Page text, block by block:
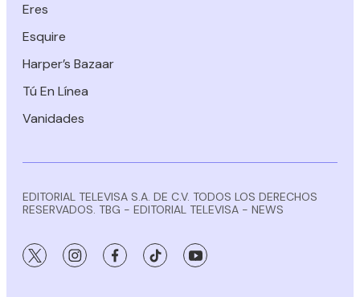
Eres
Esquire
Harper’s Bazaar
Tú En Línea
Vanidades
EDITORIAL TELEVISA S.A. DE C.V. TODOS LOS DERECHOS
RESERVADOS. TBG - EDITORIAL TELEVISA - NEWS
twitter instagramfacebooktiktok youtube